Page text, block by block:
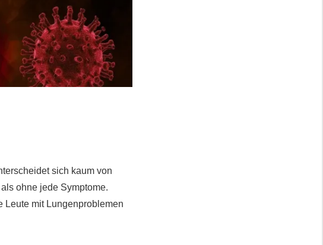
sich kaum von
ohne jede Symptome.
Leute mit Lungenproblemen